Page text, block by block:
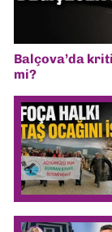
Balçova’da
mi?